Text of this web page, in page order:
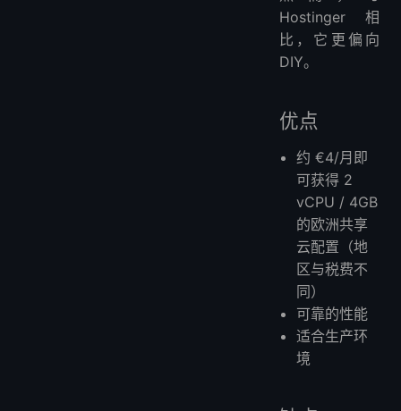
Hostinger相
比，它更偏向
DIY。
优点
约 €4/月即
可获得 2
vCPU / 4GB
的欧洲共享
云配置（地
区与税费不
同）
可靠的性能
适合生产环
境